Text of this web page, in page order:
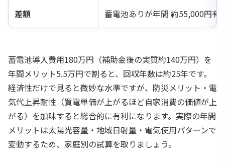
差額 蓄電池ありが年間 約55,000円有
蓄電池導入費用180万円（補助金後の実質約140万円）を
年間メリット5.5万円で割ると、回収年数は約25年です。
経済性だけで見ると微妙な水準ですが、防災メリット・電
気代上昇耐性（買電単価が上がるほど自家消費の価値が上
がる）を加味すると総合的に有利になります。実際の年間
メリットは太陽光容量・地域日射量・電気使用パターンで
変動するため、家庭別の試算を取りましょう。